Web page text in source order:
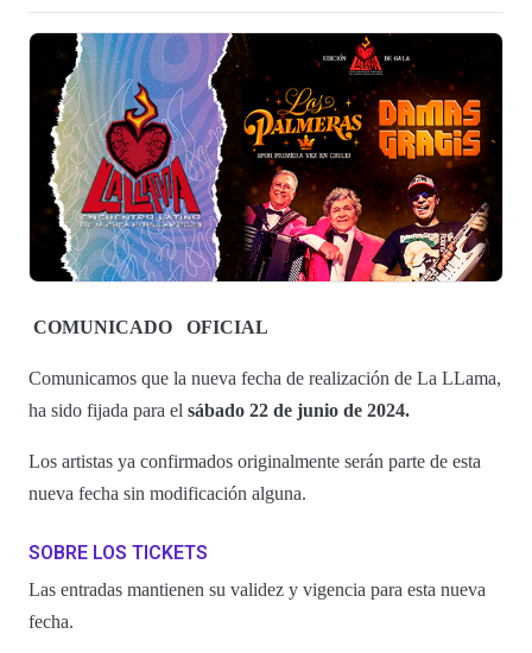
COMUNICADO OFICIAL
Comunicamos que la nueva fecha de realización de La LLama,
ha sido fijada para el sábado 22 de junio de 2024.
Los artistas ya confirmados originalmente serán parte de esta
nueva fecha sin modificación alguna.
SOBRE LOS TICKETS
Las entradas mantienen su validez y vigencia para esta nueva
fecha.